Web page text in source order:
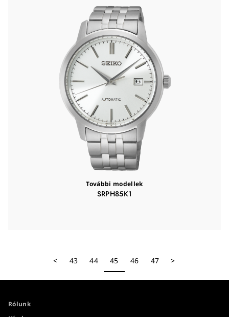
További modellek
SRPH85K1
< 43 44 45 46 47 >
Rólunk